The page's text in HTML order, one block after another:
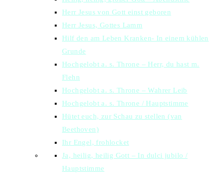
Herr Jesus von Gott einst geboren
Herr Jesus, Gottes Lamm
Hilf den am Leben Kranken- In einem kühlen
Grunde
Hochgelobt a. s. Throne – Herr, du hast m.
Flehn
Hochgelobt a. s. Throne – Wahrer Leib
Hochgelobt a. s. Throne / Hauptstimme
Hütet euch, zur Schau zu stellen (van
Beethoven)
Ihr Engel, frohlocket
Ja, heilig, heilig Gott – In dulci jubilo /
Hauptstimme